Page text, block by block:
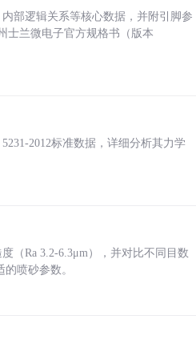
部逻辑关系等核心数据，并附引脚参
士兰微电子官方规格书（版本
2012标准数据，详细分析其力学
（Ra 3.2-6.3μm），并对比不同目数
喷砂参数。